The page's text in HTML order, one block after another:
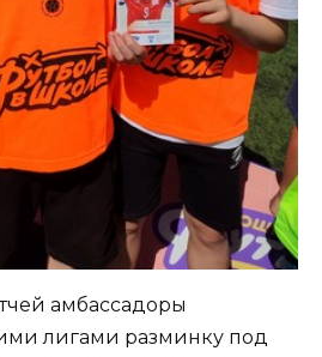
амбассадоры
лигами разминку под